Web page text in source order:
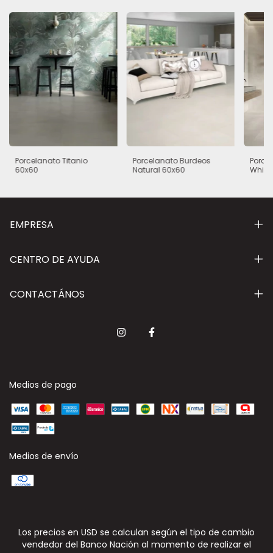
Porcelanato Titanio
60x60
Porcelanato Burdeos
Natural 60x60
White
EMPRESA
CENTRO DE AYUDA
CONTACTÁNOS
Medios de pago
Medios de envío
Los precios en USD se calculan según el tipo de cambio
vendedor del Banco Nación al momento de realizar el